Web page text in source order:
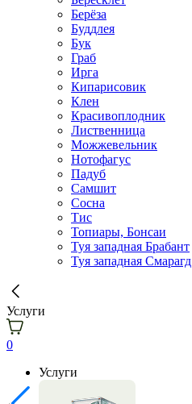
Берёза
Буддлея
Бук
Граб
Ирга
Кипарисовик
Клен
Красивоплодник
Лиственница
Можжевельник
Нотофагус
Падуб
Самшит
Сосна
Тис
Топиары, Бонсаи
Туя западная Брабант
Туя западная Смарагд
Услуги
0
Услуги